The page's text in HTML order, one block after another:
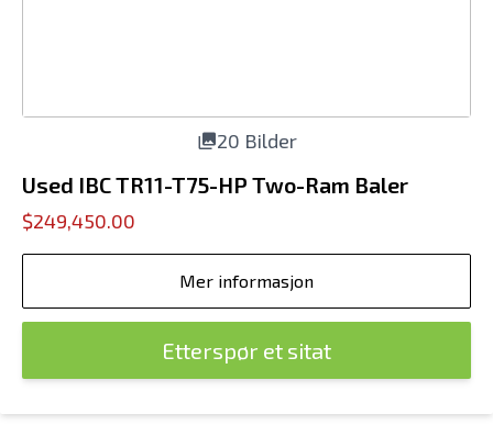
20 Bilder
Used IBC TR11-T75-HP Two-Ram Baler
$249,450.00
Mer informasjon
Etterspør et sitat